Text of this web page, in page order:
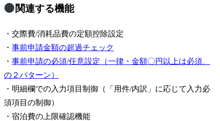
関連する機能
・交際費/消耗品費の定額控除設定
・ 事前申請金額の超過チェック
・ 事前申請の必須/任意設定（一律・金額〇円以上は必須、
の２パターン）
・明細欄での入力項目制御（「用件/内訳」に応じて入力必
須項目の制御）
・宿泊費の上限確認機能